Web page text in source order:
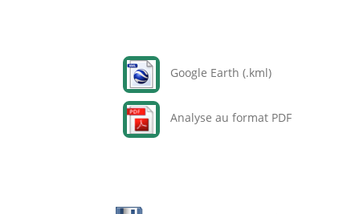
Google Earth (.kml)
Analyse au format PDF